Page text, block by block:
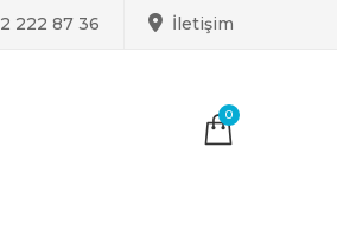
222 87 36 İletişim
0